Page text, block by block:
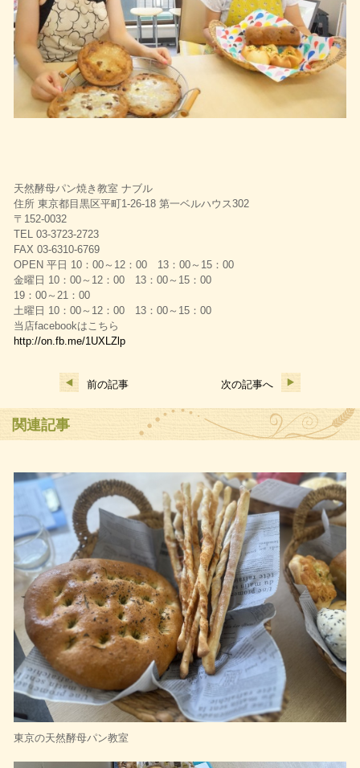
天然酵母パン焼き教室 ナブル
住所 東京都目黒区平町1-26-18 第一ベルハウス302
〒152-0032
TEL 03-3723-2723
FAX 03-6310-6769
OPEN 平日 10：00～12：00 13：00～15：00
金曜日 10：00～12：00 13：00～15：00
19：00～21：00
土曜日 10：00～12：00 13：00～15：00
当店facebookはこちら
http://on.fb.me/1UXLZlp
前の記事 次の記事へ
関連記事
東京の天然酵母パン教室